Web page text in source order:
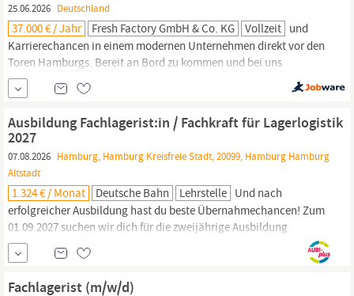
25.06.2026 Deutschland
37.000 € / Jahr Fresh Factory GmbH & Co. KG Vollzeit und
Karrierechancen in einem modernen Unternehmen direkt vor den
Toren Hamburgs. Bereit an Bord zu kommen und bei uns
anzuheuern? Dann sende uns Deinen Lebenslauf per E-Mail an
anboord@freshfactory.com Wir freuen uns auf Verstärkung!
Unsere Kontaktdaten: Fresh Factory GmbH & Co. KG
Personalabteilung Mittelweg 5a 22145 Braak 040/ 54 750 75-40
Ausbildung Fachlagerist:in / Fachkraft für Lagerlogistik
2027
07.08.2026 Hamburg, Hamburg Kreisfreie Stadt, 20099, Hamburg Hamburg
Altstadt
1.324 € / Monat Deutsche Bahn Lehrstelle Und nach
erfolgreicher Ausbildung hast du beste Übernahmechancen! Zum
01.09.2027 suchen wir dich für die zweijährige Ausbildung
Fachlagerist:in für die Deutsche Umschlaggesellschaft Schiene
Straße mbH am Standort
Hamburg
Fachlagerist (m/w/d)